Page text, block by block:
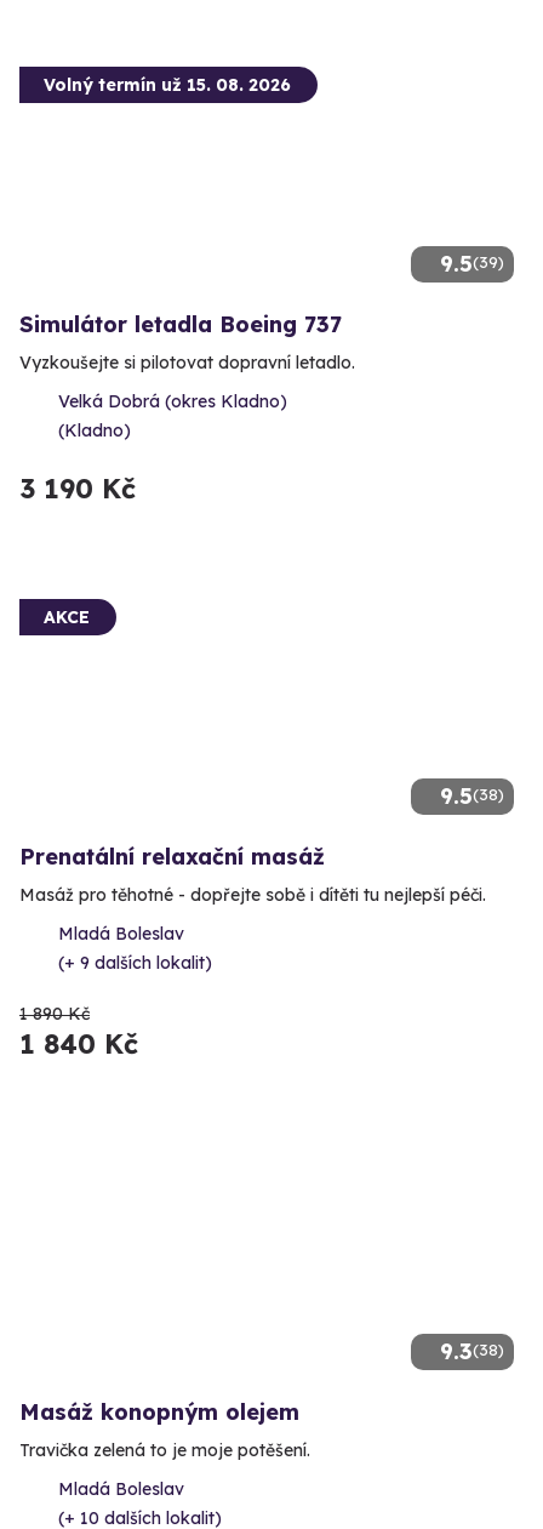
9.5(39)
Volný termín už 15. 08. 2026
Simulátor letadla Boeing 737
Vyzkoušejte si pilotovat dopravní letadlo.
Velká Dobrá (okres Kladno)
(Kladno)
3 190 Kč
9.5(38)
AKCE
Prenatální relaxační masáž
Masáž pro těhotné - dopřejte sobě i dítěti tu nejlepší péči.
Mladá Boleslav
(+ 9 dalších lokalit)
1 890 Kč
1 840 Kč
9.3(38)
Masáž konopným olejem
Travička zelená to je moje potěšení.
Mladá Boleslav
(+ 10 dalších lokalit)